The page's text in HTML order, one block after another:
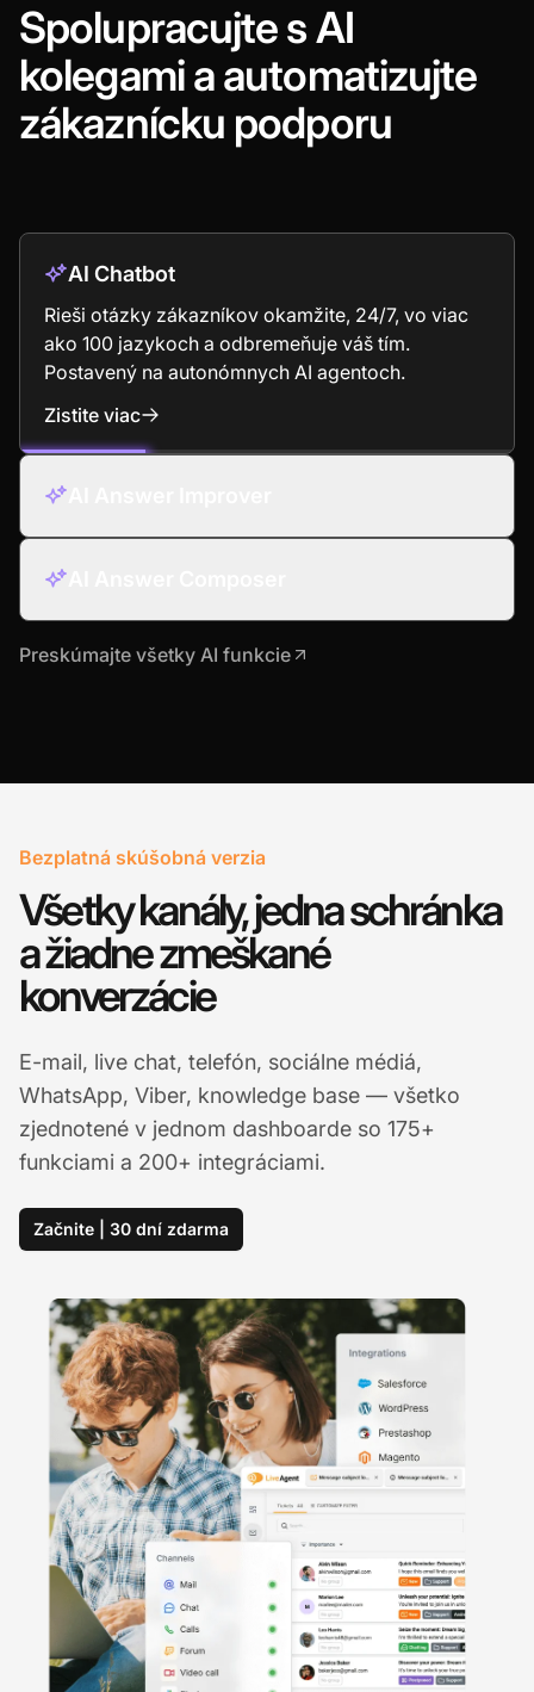
Spolupracujte s AI
kolegami a automatizujte
zákaznícku podporu
AI Chatbot
Rieši otázky zákazníkov okamžite, 24/7, vo viac
ako 100 jazykoch a odbremeňuje váš tím.
Postavený na autonómnych AI agentoch.
Zistite viac
: AI Chatbot
Preskúmajte všetky AI funkcie
Bezplatná skúšobná verzia
Všetky kanály, jedna schránka
a žiadne zmeškané
konverzácie
E-mail, live chat, telefón, sociálne médiá,
WhatsApp, Viber, knowledge base — všetko
zjednotené v jednom dashboarde so 175+
funkciami a 200+ integráciami.
Začnite | 30 dní zdarma